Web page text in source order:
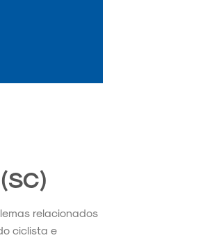
relacionados
ciclista e